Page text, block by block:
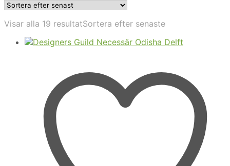
Visar alla 19 resultatSortera efter senaste